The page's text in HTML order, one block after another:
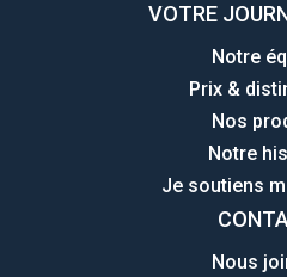
VOTRE
Notre
Prix &
Nos
Notre
Je soutiens
Nous